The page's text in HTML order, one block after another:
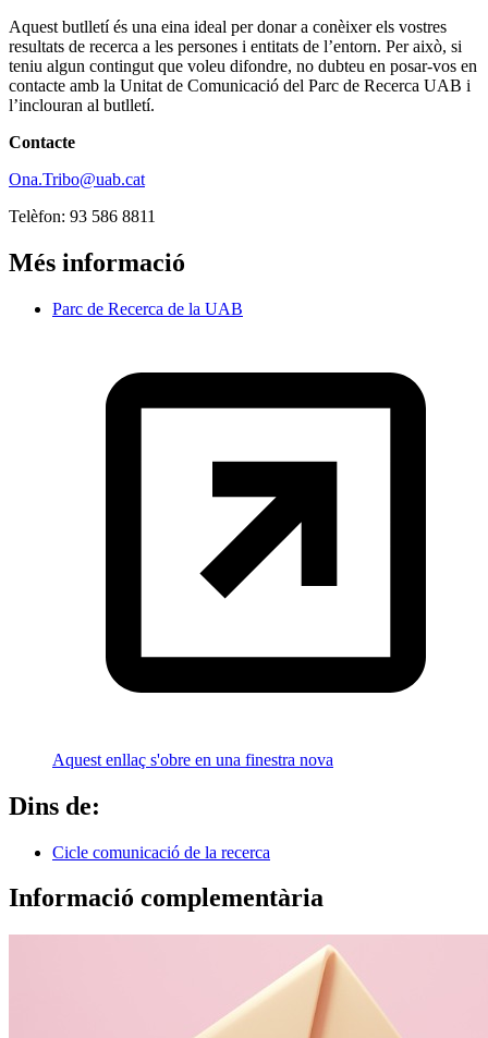
Aquest butlletí és una eina ideal per donar a conèixer els vostres
resultats de recerca a les persones i entitats de l’entorn. Per això, si
teniu algun contingut que voleu difondre, no dubteu en posar-vos en
contacte amb la Unitat de Comunicació del Parc de Recerca UAB i
l’inclouran al butlletí.
Contacte
Ona.Tribo@uab.cat
Telèfon: 93 586 8811
Més informació
Parc de Recerca de la UAB
Aquest enllaç s'obre en una finestra nova
Dins de:
Cicle comunicació de la recerca
Informació complementària